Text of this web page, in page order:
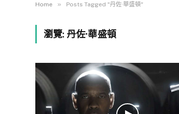
Home » Posts Tagged "丹佐·華盛頓"
瀏覽: 丹佐·華盛頓